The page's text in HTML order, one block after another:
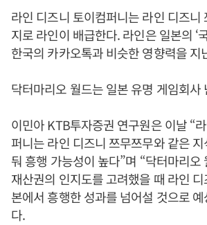
라인 디즈니 토이컴퍼니는 라인 디즈니
지로 라인이 배급한다. 라인은 일본의 ‘
한국의 카카오톡과 비슷한 영향력을 지
닥터마리오 월드는 일본 유명 게임회사
이민아 KTB투자증권 연구원은 이날 “
퍼니는 라인 디즈니 쯔무쯔무와 같은
둬 흥행 가능성이 높다”며 “닥터마리오
재산권의 인지도를 고려했을 때 라인
본에서 흥행한 성과를 넘어설 것으로
다.